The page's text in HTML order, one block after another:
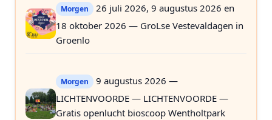
Morgen
26 juli 2026, 9 augustus 2026 en
18 oktober 2026 — GroLse Vestevaldagen in
Groenlo
Morgen
9 augustus 2026 —
LICHTENVOORDE — LICHTENVOORDE —
Gratis openlucht bioscoop Wentholtpark